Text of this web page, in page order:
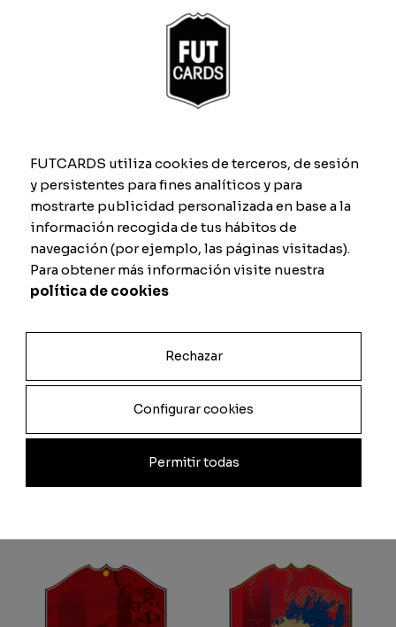
Ches
À partir de9.00€
Los Leones
À partir de
FUTCARDS utiliza cookies de terceros, de sesión
y persistentes para fines analíticos y para
mostrarte publicidad personalizada en base a la
información recogida de tus hábitos de
navegación (por ejemplo, las páginas visitadas).
Para obtener más información visite nuestra
política de cookies
Rechazar
Configurar cookies
Permitir todas